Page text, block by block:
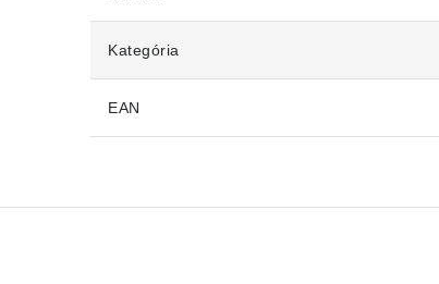
Kategória
EAN